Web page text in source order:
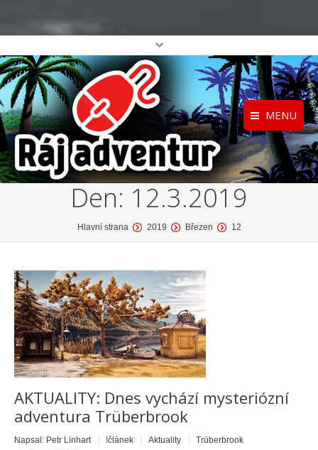
MENU
Registrace
Přihlášení
Home
O projektu
Katalog her
Den: 12.3.2019
Hlavní strana 2019 Březen 12
AKTUALITY: Dnes vychází mysteriózní
adventura Trüberbrook
Napsal: Petr Linhart !článek Aktuality
Trüberbrook